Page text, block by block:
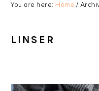
You are here: Home /
LINSER